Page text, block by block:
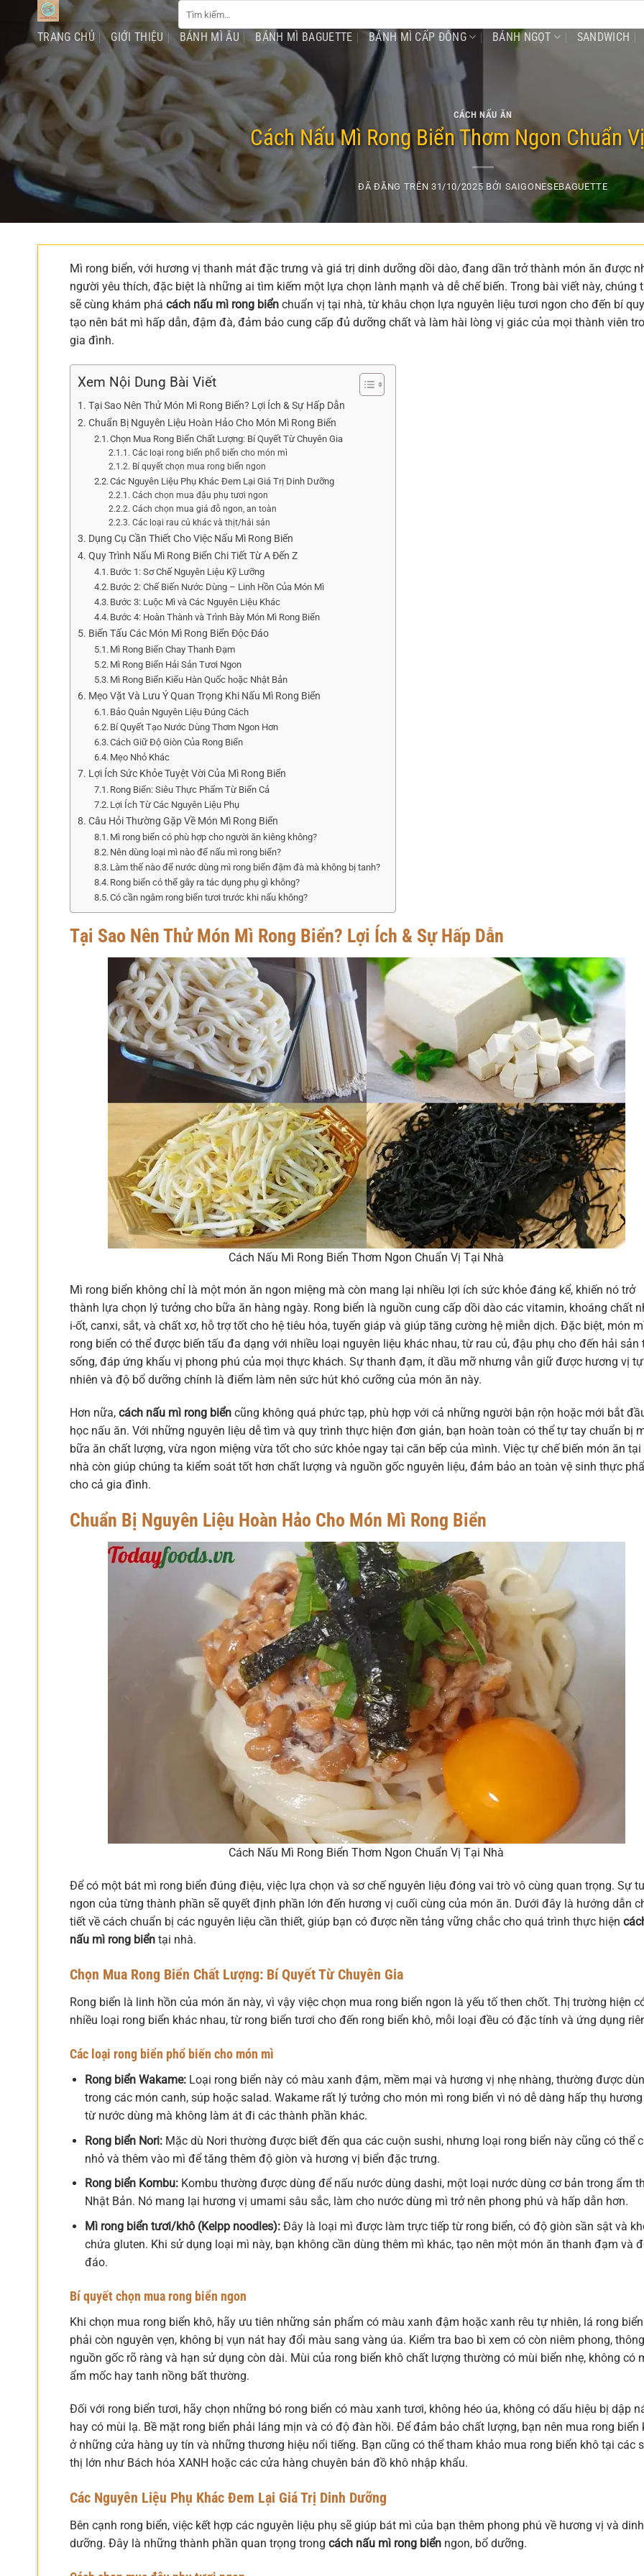
Chuyển
nội
kiếm:
TRANG CHỦ GIỚI THIỆU BÁNH MÌ ÂU BÁNH MÌ BAGUETTE BÁNH MÌ CẤP ĐÔNG BÁNH NGỌT SANDWICH
CÁCH NẤU ĂN
Cách Nấu Mì Rong Biển Thơm Ngon Chuẩn
ĐÃ ĐĂNG TRÊN 31/10/2025 BỞI SAIGONESEBAGUETTE
Mì rong biển, với hương vị thanh mát đặc trưng và giá trị dinh dưỡng dồi dào, đang dần trở thành món ăn được
người yêu thích, đặc biệt là những ai tìm kiếm một lựa chọn lành mạnh và dễ chế biến. Trong bài viết này, chúng
sẽ cùng khám phá cách nấu mì rong biển chuẩn vị tại nhà, từ khâu chọn lựa nguyên liệu tươi ngon cho đến bí
tạo nên bát mì hấp dẫn, đậm đà, đảm bảo cung cấp đủ dưỡng chất và làm hài lòng vị giác của mọi thành viên
gia đình.
Xem Nội Dung Bài Viết
Tại Sao Nên Thử Món Mì Rong Biển? Lợi Ích & Sự Hấp Dẫn
Chuẩn Bị Nguyên Liệu Hoàn Hảo Cho Món Mì Rong Biển
Chọn Mua Rong Biển Chất Lượng: Bí Quyết Từ Chuyên Gia
Các loại rong biển phổ biến cho món mì
Bí quyết chọn mua rong biển ngon
Các Nguyên Liệu Phụ Khác Đem Lại Giá Trị Dinh Dưỡng
Cách chọn mua đậu phụ tươi ngon
Cách chọn mua giá đỗ ngon, an toàn
Các loại rau củ khác và thịt/hải sản
Dụng Cụ Cần Thiết Cho Việc Nấu Mì Rong Biển
Quy Trình Nấu Mì Rong Biển Chi Tiết Từ A Đến Z
Bước 1: Sơ Chế Nguyên Liệu Kỹ Lưỡng
Bước 2: Chế Biến Nước Dùng – Linh Hồn Của Món Mì
Bước 3: Luộc Mì và Các Nguyên Liệu Khác
Bước 4: Hoàn Thành và Trình Bày Món Mì Rong Biển
Biến Tấu Các Món Mì Rong Biển Độc Đáo
Mì Rong Biển Chay Thanh Đạm
Mì Rong Biển Hải Sản Tươi Ngon
Mì Rong Biển Kiểu Hàn Quốc hoặc Nhật Bản
Mẹo Vặt Và Lưu Ý Quan Trọng Khi Nấu Mì Rong Biển
Bảo Quản Nguyên Liệu Đúng Cách
Bí Quyết Tạo Nước Dùng Thơm Ngon Hơn
Cách Giữ Độ Giòn Của Rong Biển
Mẹo Nhỏ Khác
Lợi Ích Sức Khỏe Tuyệt Vời Của Mì Rong Biển
Rong Biển: Siêu Thực Phẩm Từ Biển Cả
Lợi Ích Từ Các Nguyên Liệu Phụ
Câu Hỏi Thường Gặp Về Món Mì Rong Biển
Mì rong biển có phù hợp cho người ăn kiêng không?
Nên dùng loại mì nào để nấu mì rong biển?
Làm thế nào để nước dùng mì rong biển đậm đà mà không bị tanh?
Rong biển có thể gây ra tác dụng phụ gì không?
Có cần ngâm rong biển tươi trước khi nấu không?
Tại Sao Nên Thử Món Mì Rong Biển? Lợi Ích & Sự Hấp Dẫn
Cách Nấu Mì Rong Biển Thơm Ngon Chuẩn Vị Tại Nhà
Mì rong biển không chỉ là một món ăn ngon miệng mà còn mang lại nhiều lợi ích sức khỏe đáng kể, khiến nó trở
thành lựa chọn lý tưởng cho bữa ăn hàng ngày. Rong biển là nguồn cung cấp dồi dào các vitamin, khoáng chất
i-ốt, canxi, sắt, và chất xơ, hỗ trợ tốt cho hệ tiêu hóa, tuyến giáp và giúp tăng cường hệ miễn dịch. Đặc biệt, món
rong biển có thể được biến tấu đa dạng với nhiều loại nguyên liệu khác nhau, từ rau củ, đậu phụ cho đến hải sản
sống, đáp ứng khẩu vị phong phú của mọi thực khách. Sự thanh đạm, ít dầu mỡ nhưng vẫn giữ được hương vị tự
nhiên và độ bổ dưỡng chính là điểm làm nên sức hút khó cưỡng của món ăn này.
Hơn nữa, cách nấu mì rong biển cũng không quá phức tạp, phù hợp với cả những người bận rộn hoặc mới bắt
học nấu ăn. Với những nguyên liệu dễ tìm và quy trình thực hiện đơn giản, bạn hoàn toàn có thể tự tay chuẩn bị
bữa ăn chất lượng, vừa ngon miệng vừa tốt cho sức khỏe ngay tại căn bếp của mình. Việc tự chế biến món ăn tại
nhà còn giúp chúng ta kiểm soát tốt hơn chất lượng và nguồn gốc nguyên liệu, đảm bảo an toàn vệ sinh thực
cho cả gia đình.
Chuẩn Bị Nguyên Liệu Hoàn Hảo Cho Món Mì Rong Biển
Cách Nấu Mì Rong Biển Thơm Ngon Chuẩn Vị Tại Nhà
Để có một bát mì rong biển đúng điệu, việc lựa chọn và sơ chế nguyên liệu đóng vai trò vô cùng quan trọng. Sự
ngon của từng thành phần sẽ quyết định phần lớn đến hương vị cuối cùng của món ăn. Dưới đây là hướng dẫn
tiết về cách chuẩn bị các nguyên liệu cần thiết, giúp bạn có được nền tảng vững chắc cho quá trình thực hiện
nấu mì rong biển tại nhà.
Chọn Mua Rong Biển Chất Lượng: Bí Quyết Từ Chuyên Gia
Rong biển là linh hồn của món ăn này, vì vậy việc chọn mua rong biển ngon là yếu tố then chốt. Thị trường hiện
nhiều loại rong biển khác nhau, từ rong biển tươi cho đến rong biển khô, mỗi loại đều có đặc tính và ứng dụng
Các loại rong biển phổ biến cho món mì
Rong biển Wakame:Loại rong biển này có màu xanh đậm, mềm mại và hương vị nhẹ nhàng, thường được
trong các món canh, súp hoặc salad. Wakame rất lý tưởng cho món mì rong biển vì nó dễ dàng hấp thụ
từ nước dùng mà không làm át đi các thành phần khác.
Rong biển Nori:Mặc dù Nori thường được biết đến qua các cuộn sushi, nhưng loại rong biển này cũng có thể
nhỏ và thêm vào mì để tăng thêm độ giòn và hương vị biển đặc trưng.
Rong biển Kombu:Kombu thường được dùng để nấu nước dùng dashi, một loại nước dùng cơ bản trong ẩm
Nhật Bản. Nó mang lại hương vị umami sâu sắc, làm cho nước dùng mì trở nên phong phú và hấp dẫn hơn.
Mì rong biển tươi/khô (Kelpp noodles):Đây là loại mì được làm trực tiếp từ rong biển, có độ giòn sần sật và
chứa gluten. Khi sử dụng loại mì này, bạn không cần dùng thêm mì khác, tạo nên một món ăn thanh đạm và
đáo.
Bí quyết chọn mua rong biển ngon
Khi chọn mua rong biển khô, hãy ưu tiên những sản phẩm có màu xanh đậm hoặc xanh rêu tự nhiên, lá rong biển
phải còn nguyên vẹn, không bị vụn nát hay đổi màu sang vàng úa. Kiểm tra bao bì xem có còn niêm phong,
nguồn gốc rõ ràng và hạn sử dụng còn dài. Mùi của rong biển khô chất lượng thường có mùi biển nhẹ, không có
ẩm mốc hay tanh nồng bất thường.
Đối với rong biển tươi, hãy chọn những bó rong biển có màu xanh tươi, không héo úa, không có dấu hiệu bị dập
hay có mùi lạ. Bề mặt rong biển phải láng mịn và có độ đàn hồi. Để đảm bảo chất lượng, bạn nên mua rong biển
ở những cửa hàng uy tín và những thương hiệu nổi tiếng. Bạn cũng có thể tham khảo mua rong biển khô tại các
thị lớn như Bách hóa XANH hoặc các cửa hàng chuyên bán đồ khô nhập khẩu.
Các Nguyên Liệu Phụ Khác Đem Lại Giá Trị Dinh Dưỡng
Bên cạnh rong biển, việc kết hợp các nguyên liệu phụ sẽ giúp bát mì của bạn thêm phong phú về hương vị và dinh
dưỡng. Đây là những thành phần quan trọng trong cách nấu mì rong biển ngon, bổ dưỡng.